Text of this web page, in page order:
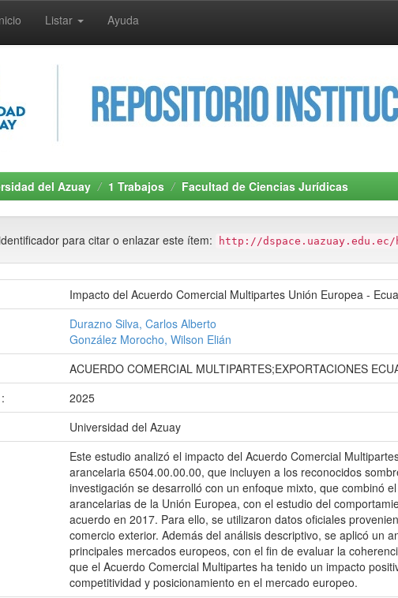
Listar Ayuda
del Azuay 1 Trabajos Facultad de Ciencias Jurídicas
para citar o enlazar este ítem: http://dspace.uazuay.edu.ec/
Impacto del Acuerdo Comercial Multipartes Unión Europea -
Durazno Silva, Carlos Alberto
González Morocho, Wilson Elián
ACUERDO COMERCIAL MULTIPARTES;EXPORTACIONES
2025
Universidad del Azuay
Este estudio analizó el impacto del Acuerdo Comercial
arancelaria 6504.00.00.00, que incluyen a los reconocidos
investigación se desarrolló con un enfoque mixto, que combinó
arancelarias de la Unión Europea, con el estudio del
acuerdo en 2017. Para ello, se utilizaron datos oficiales
comercio exterior. Además del análisis descriptivo, se aplicó un
principales mercados europeos, con el fin de evaluar la
que el Acuerdo Comercial Multipartes ha tenido un impacto
competitividad y posicionamiento en el mercado europeo.